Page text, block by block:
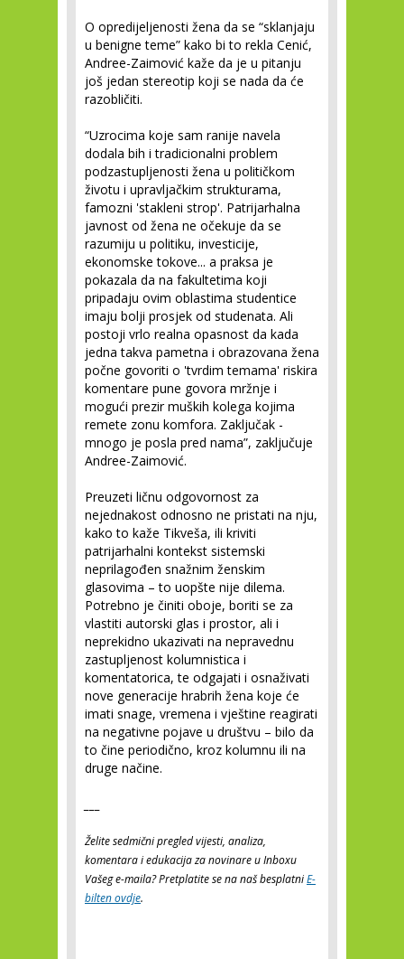
O opredijeljenosti žena da se “sklanjaju
u benigne teme” kako bi to rekla Cenić,
Andree-Zaimović kaže da je u pitanju
još jedan stereotip koji se nada da će
razobličiti.
“Uzrocima koje sam ranije navela
dodala bih i tradicionalni problem
podzastupljenosti žena u političkom
životu i upravljačkim strukturama,
famozni 'stakleni strop'. Patrijarhalna
javnost od žena ne očekuje da se
razumiju u politiku, investicije,
ekonomske tokove... a praksa je
pokazala da na fakultetima koji
pripadaju ovim oblastima studentice
imaju bolji prosjek od studenata. Ali
postoji vrlo realna opasnost da kada
jedna takva pametna i obrazovana žena
počne govoriti o 'tvrdim temama' riskira
komentare pune govora mržnje i
mogući prezir muških kolega kojima
remete zonu komfora. Zaključak -
mnogo je posla pred nama”, zaključuje
Andree-Zaimović.
Preuzeti ličnu odgovornost za
nejednakost odnosno ne pristati na nju,
kako to kaže Tikveša, ili kriviti
patrijarhalni kontekst sistemski
neprilagođen snažnim ženskim
glasovima – to uopšte nije dilema.
Potrebno je činiti oboje, boriti se za
vlastiti autorski glas i prostor, ali i
neprekidno ukazivati na nepravednu
zastupljenost kolumnistica i
komentatorica, te odgajati i osnaživati
nove generacije hrabrih žena koje će
imati snage, vremena i vještine reagirati
na negativne pojave u društvu – bilo da
to čine periodično, kroz kolumnu ili na
druge načine.
Želite sedmični pregled vijesti, analiza,
komentara i edukacija za novinare u Inboxu
Vašeg e-maila? Pretplatite se na naš besplatniE-
bilten ovdje.